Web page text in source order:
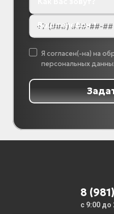
Ваш телефон *
Я согласен(-на) на
персональных
8
с 9:00 до